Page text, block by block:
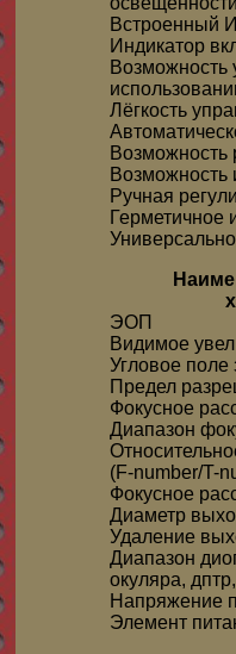
Встроенный
Индикатор
Возможность
Лёгкость
Возможность
Возможность
Ручная
Герметичное
ЭОП
Видимое
Угловое поле
Предел
Фокусное
Диапазон
(F-number/T-
Фокусное
Диаметр
Удаление
Диапазон
окуляра,
Напряжение
Элемент